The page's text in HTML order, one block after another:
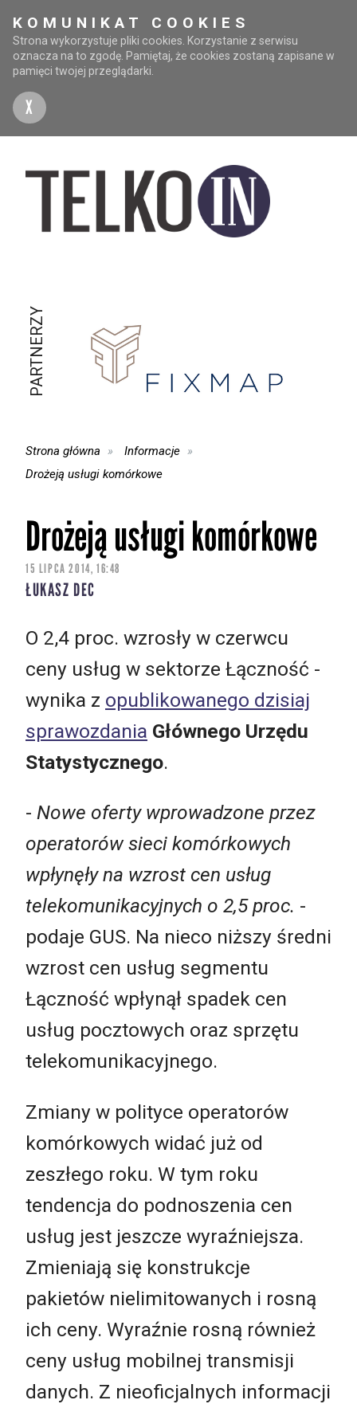
KOMUNIKAT COOKIES
Strona wykorzystuje pliki cookies. Korzystanie z serwisu
oznacza na to zgodę. Pamiętaj, że cookies zostaną zapisane w
pamięci twojej przeglądarki.
X
PARTNERZY
Strona główna
Informacje
Drożeją usługi komórkowe
Drożeją usługi komórkowe
15 LIPCA 2014, 16:48
ŁUKASZ DEC
O 2,4 proc. wzrosły w czerwcu
ceny usług w sektorze Łączność -
wynika z opublikowanego dzisiaj
sprawozdania Głównego Urzędu
Statystycznego.
- Nowe oferty wprowadzone przez
operatorów sieci komórkowych
wpłynęły na wzrost cen usług
telekomunikacyjnych o 2,5 proc. -
podaje GUS. Na nieco niższy średni
wzrost cen usług segmentu
Łączność wpłynął spadek cen
usług pocztowych oraz sprzętu
telekomunikacyjnego.
Zmiany w polityce operatorów
komórkowych widać już od
zeszłego roku. W tym roku
tendencja do podnoszenia cen
usług jest jeszcze wyraźniejsza.
Zmieniają się konstrukcje
pakietów nielimitowanych i rosną
ich ceny. Wyraźnie rosną również
ceny usług mobilnej transmisji
danych. Z nieoficjalnych informacji